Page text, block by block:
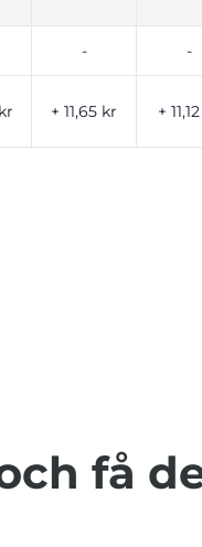
- -
+ 11,65 kr +
få